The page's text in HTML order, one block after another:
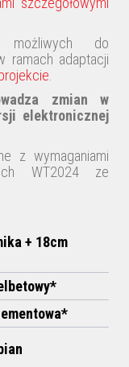
możliwych do
ramach adaptacji
zmian w
elektronicznej
z wymaganiami
WT2024 ze
+ 18cm